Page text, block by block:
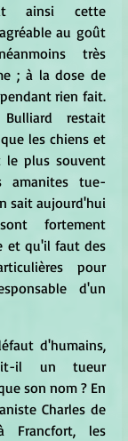
ainsi cette
au goût
très
; à la dose de
rien fait.
restait
les chiens et
le plus souvent
amanites tue-
sait aujourd'hui
fortement
et qu'il faut des
pour
d'un
d'humains,
il un tueur
son nom ? En
Charles de
Francfort, les